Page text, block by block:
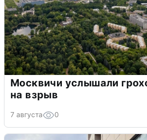
Москвичи услышали
на взрыв
7 августа 0